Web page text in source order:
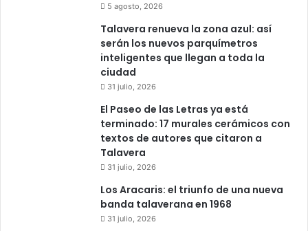
5 agosto, 2026
Talavera renueva la zona azul: así
serán los nuevos parquímetros
inteligentes que llegan a toda la
ciudad
31 julio, 2026
El Paseo de las Letras ya está
terminado: 17 murales cerámicos con
textos de autores que citaron a
Talavera
31 julio, 2026
Los Aracaris: el triunfo de una nueva
banda talaverana en 1968
31 julio, 2026